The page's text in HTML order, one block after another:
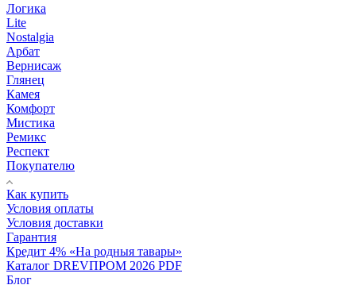
Логика
Lite
Nostalgia
Арбат
Вернисаж
Глянец
Камея
Комфорт
Мистика
Ремикс
Респект
Покупателю
Как купить
Условия оплаты
Условия доставки
Гарантия
Кредит 4% «На родныя тавары»
Каталог DREVПРОМ 2026 PDF
Блог